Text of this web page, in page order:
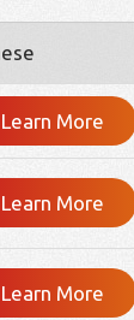
Learn More
Learn More
Learn More